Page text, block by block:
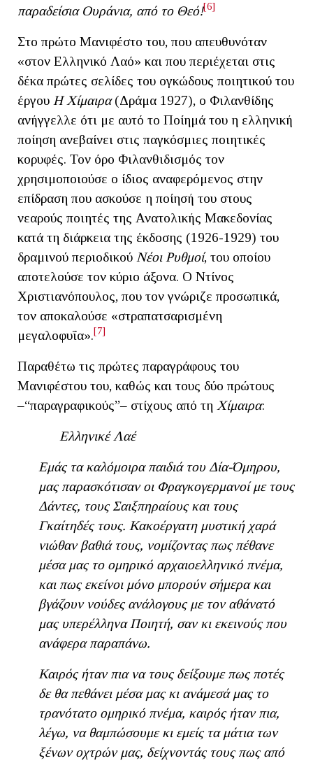
παραδείσια Ουράνια, από το Θεό![6]
Στο πρώτο Μανιφέστο του, που απευθυνόταν
«στον Ελληνικό Λαό» και που περιέχεται στις
δέκα πρώτες σελίδες του ογκώδους ποιητικού του
έργου Η Χίμαιρα(Δράμα 1927), ο Φιλανθίδης
ανήγγελλε ότι με αυτό το Ποίημά του η ελληνική
ποίηση ανεβαίνει στις παγκόσμιες ποιητικές
κορυφές. Τον όρο Φιλανθιδισμός τον
χρησιμοποιούσε ο ίδιος αναφερόμενος στην
επίδραση που ασκούσε η ποίησή του στους
νεαρούς ποιητές της Ανατολικής Μακεδονίας
κατά τη διάρκεια της έκδοσης (1926-1929) του
δραμινού περιοδικού Νέοι Ρυθμοί, του οποίου
αποτελούσε τον κύριο άξονα. Ο Ντίνος
Χριστιανόπουλος, που τον γνώριζε προσωπικά,
τον αποκαλούσε «στραπατσαρισμένη
μεγαλοφυΐα».[7]
Παραθέτω τις πρώτες παραγράφους του
Μανιφέστου του, καθώς και τους δύο πρώτους
‒“παραγραφικούς”‒ στίχους από τη Χίμαιρα:
Ελληνικέ Λαέ
Εμάς τα καλόμοιρα παιδιά του Δία-Όμηρου,
μας παρασκότισαν οι Φραγκογερμανοί με τους
Δάντες, τους Σαιξπηραίους και τους
Γκαίτηδές τους. Κακοέργατη μυστική χαρά
νιώθαν βαθιά τους, νομίζοντας πως πέθανε
μέσα μας το ομηρικό αρχαιοελληνικό πνέμα,
και πως εκείνοι μόνο μπορούν σήμερα και
βγάζουν νούδες ανάλογους με τον αθάνατό
μας υπερέλληνα Ποιητή, σαν κι εκεινούς που
ανάφερα παραπάνω.
Καιρός ήταν πια να τους δείξουμε πως ποτές
δε θα πεθάνει μέσα μας κι ανάμεσά μας το
τρανότατο ομηρικό πνέμα, καιρός ήταν πια,
λέγω, να θαμπώσουμε κι εμείς τα μάτια των
ξένων οχτρών μας, δείχνοντάς τους πως από